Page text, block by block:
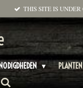
THIS SITE IS
PLANTEN